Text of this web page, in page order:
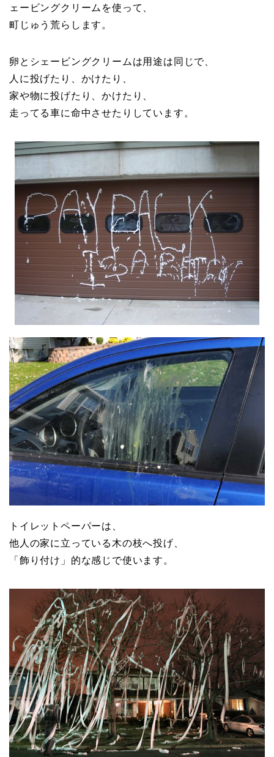
ェービングクリームを使って、
町じゅう荒らします。
卵とシェービングクリームは用途は同じで、
人に投げたり、かけたり、
家や物に投げたり、かけたり、
走ってる車に命中させたりしています。
トイレットペーパーは、
他人の家に立っている木の枝へ投げ、
「飾り付け」的な感じで使います。